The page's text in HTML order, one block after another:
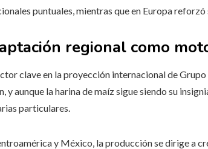
puntuales, mientras que en Europa
regional como
clave en la proyección internacional de
y aunque la harina de maíz sigue siendo su
particulares.
y México, la producción se dirige a